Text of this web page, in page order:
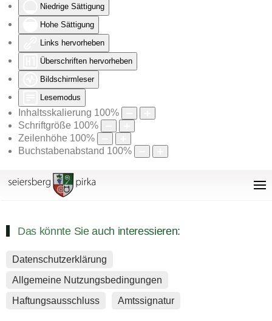
Niedrige Sättigung
Hohe Sättigung
Links hervorheben
Überschriften hervorheben
Bildschirmleser
Lesemodus
Inhaltsskalierung 100%
Schriftgröße 100%
Zeilenhöhe 100%
Buchstabenabstand 100%
Das könnte Sie auch interessieren:
Datenschutzerklärung
Allgemeine Nutzungsbedingungen
Haftungsausschluss
Amtssignatur